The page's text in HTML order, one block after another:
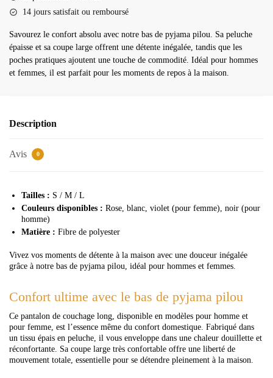
14 jours satisfait ou remboursé
Savourez le confort absolu avec notre bas de pyjama pilou. Sa peluche
épaisse et sa coupe large offrent une détente inégalée, tandis que les
poches pratiques ajoutent une touche de commodité. Idéal pour hommes
et femmes, il est parfait pour les moments de repos à la maison.
Description
Avis 0
Tailles : S / M / L
Couleurs disponibles : Rose, blanc, violet (pour femme), noir (pour
homme)
Matière : Fibre de polyester
Vivez vos moments de détente à la maison avec une douceur inégalée
grâce à notre bas de pyjama pilou, idéal pour hommes et femmes.
Confort ultime avec le bas de pyjama pilou
Ce pantalon de couchage long, disponible en modèles pour homme et
pour femme, est l’essence même du confort domestique. Fabriqué dans
un tissu épais en peluche, il vous enveloppe dans une chaleur douillette et
réconfortante. Sa coupe large très confortable offre une liberté de
mouvement totale, essentielle pour se détendre pleinement à la maison.